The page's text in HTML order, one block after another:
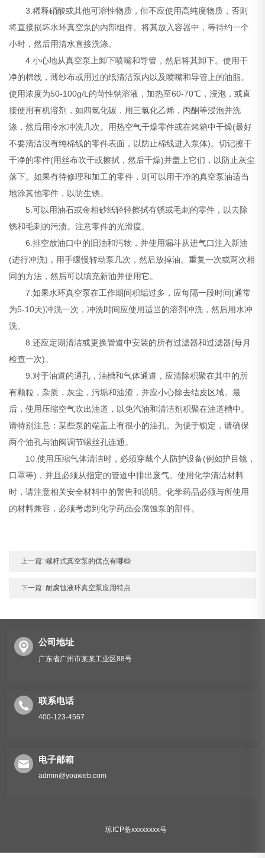
3.稀释硝酸或其他可溶性物质，但不应使用高纯度物质，否则
将直接损坏水环真空泵的内部组件。将其放入容器中，等待约一个
小时，然后用清水直接洗涤。
4.小心地从真空泵上卸下喷嘴和导管，然后将其卸下。使用干
净的棉线，薄纱布或用过的纸清洁泵内以及喷嘴和导管上的油脂。
使用浓度为50-100g/L的苛性钠溶液，加热至60-70℃，浸泡，或直
接使用有机溶剂，如四氯化碳，用三氯化乙烯，丙酮等浸泡并洗
涤，然后用冷水冲洗几次。用热空气干燥零件或在烤箱中干燥(最好
不要清洁没有纯棉线的零件表面，以防止棉线进入泵体)。切记擦干
干净的零件(用丝布吹干或擦拭，然后干燥)并盖上它们，以防止灰尘
落下。如果有待修理和加工的零件，则可以用干净的真空泵油适当
地涂其他零件，以防生锈。
5.可以用油石或金相砂纸轻轻擦拭有锈或毛刺的零件，以去除
锈和毛刺的污渍。注意零件的光滑度。
6.排空放油口中的旧油和污物，并使用漏斗从进气口注入新油
(进行冲洗)，用手缓慢转动泵几次，然后放掉油。重复一次或两次相
同的方法，然后可以填充新油并使用它。
7.如果水环真空泵在工作期间积垢过多，应每隔一段时间(通常
为5-10天)冲洗一次，冲洗时间应使用适当的溶剂冲洗，然后用水冲
洗。
8.还应定期清洁或更换管道中安装的所有过滤器和过滤器(每月
检查一次)。
9.对于油道的通孔，油槽和气体通道，应清除积聚在其中的所
有颗粒，杂质，灰尘，污垢和油渣，并应小心除去结皮区域。最
后，使用压缩空气吹出油道，以免汽油和清洁剂积聚在油道槽中。
请特别注意：某些泵的端盖上有很小的油孔。为便于锁定，请确保
两个油孔与油阀调节螺丝孔连通。
10.使用压缩气体清洁时，必须穿戴个人防护设备(例如护目镜，
口罩等)，并且必须从指定的管道中排出废气。使用化学清洁材料
时，请注意相关安全材料中的警告和说明。化学药品必须与所使用
的材料兼容，必须考虑到化学药品会腐蚀泵的部件。
上一篇: 螺杆式真空泵的优点有哪些
下一篇: 耐腐蚀液环真空泵应用特点
公司地址
广东省广州市某某工业区88号
联系电话
400-123-4567
电子邮箱
admin@youweb.com
琼ICP备xxxxxxxx号